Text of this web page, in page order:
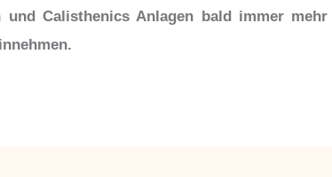
und Calisthenics Anlagen bald immer